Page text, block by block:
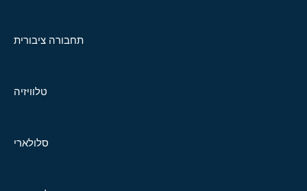
תחבורה ציבורית
טלוויזיה
סלולארי